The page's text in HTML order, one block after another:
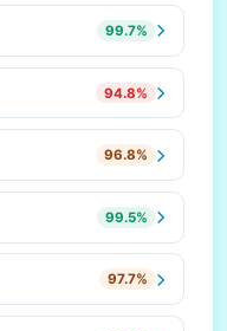
99.7%
94.8%
96.8%
99.5%
97.7%